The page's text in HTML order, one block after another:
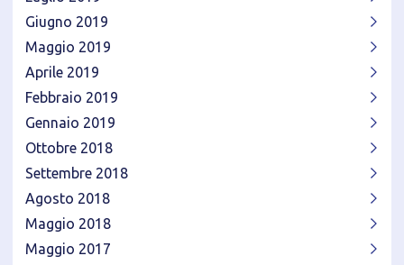
Giugno 2019
Maggio 2019
Aprile 2019
Febbraio 2019
Gennaio 2019
Ottobre 2018
Settembre 2018
Agosto 2018
Maggio 2018
Maggio 2017